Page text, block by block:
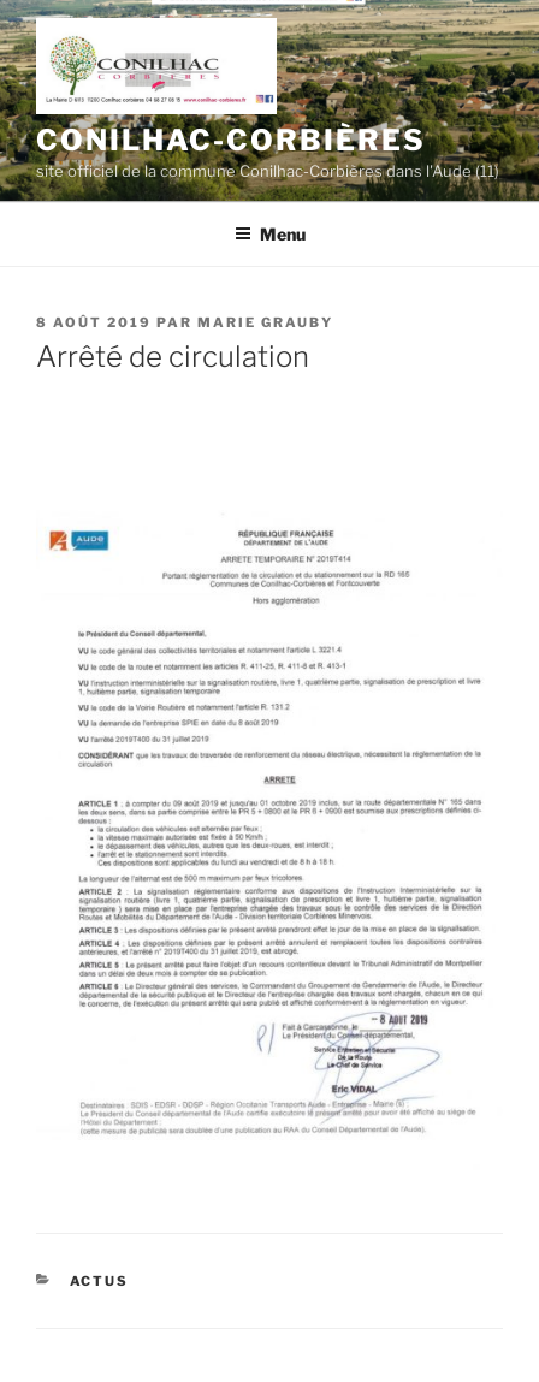
Aller
au
contenu
principal
CONILHAC-CORBIÈRES
site officiel de la commune Conilhac-Corbières dans l'Aude (11)
Menu
PUBLIÉ
LE
8 AOÛT 2019 PAR MARIE GRAUBY
Arrêté de circulation
CATÉGORIES
ACTUS